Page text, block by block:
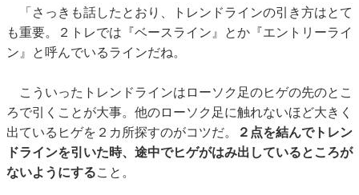
「さっきも話したとおり、トレンドラインの引き方はとて
も重要。２トレでは『ベースライン』とか『エントリーライ
ン』と呼んでいるラインだね。
こういったトレンドラインはローソク足のヒゲの先のとこ
ろで引くことが大事。他のローソク足に触れないほど大きく
出ているヒゲを２カ所探すのがコツだ。
２点を結んでトレン
ドラインを引いた時、途中でヒゲがはみ出しているところが
ないようにすること。